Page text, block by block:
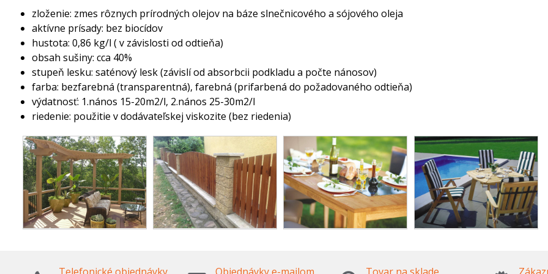
zloženie: zmes rôznych prírodných olejov na báze slnečnicového a sójového oleja
aktívne prísady: bez biocídov
hustota: 0,86 kg/l ( v závislosti od odtieňa)
obsah sušiny: cca 40%
stupeň lesku: saténový lesk (závislí od absorbcii podkladu a počte nánosov)
farba: bezfarebná (transparentná), farebná (prifarbená do požadovaného odtieňa)
výdatnosť: 1.nános 15-20m2/l, 2.nános 25-30m2/l
riedenie: použitie v dodávateľskej viskozite (bez riedenia)